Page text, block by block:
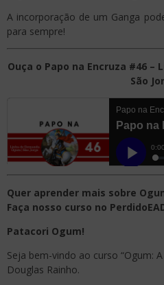
A incorporação de um Ganga
para sempre!
Ouça o Papo na Encruza #46 –
São
Quer aprender mais sobre
Faça nosso curso no
Patacori Ogum!
Seja bem-vindo ao curso “Ogum:
Douglas Rainho.